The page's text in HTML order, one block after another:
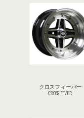
クロスフィーバー
CROSS FEVER